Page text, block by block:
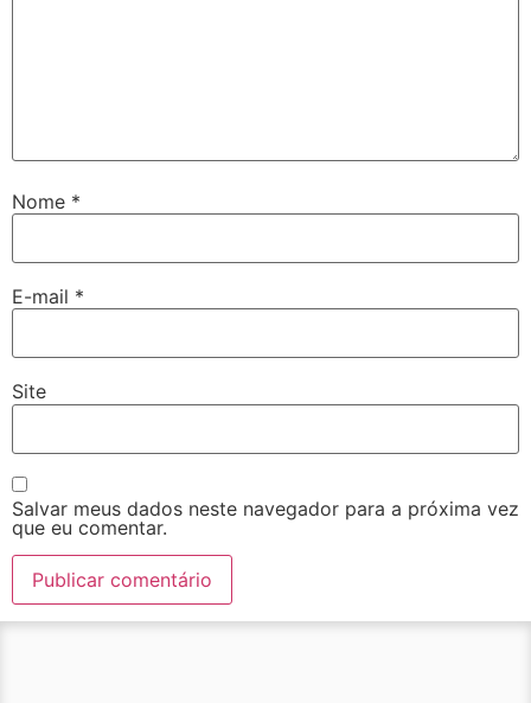
Nome *
E-mail *
Site
Salvar meus dados neste navegador para a próxima vez
que eu comentar.